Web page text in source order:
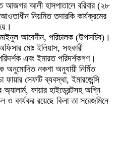
আজগর আলী হাসপাতালে বরিবার (২৮
নিয়মিত তদারকি কার্যক্রমের
আবেদীন, পরিচালক (উপসচিব)।
মোঃ ইলিয়াস, সহকারী
এবং ইমারত পরিদর্শকগণ।
অনুমোদিত নকশা অনুযায়ী নির্মিত
সেফটি ব্যবস্থা, ইমারজেন্সি
অ্যালার্ম, ফায়ার হাইড্রেন্টসহ অগ্নি
ও কার্যকর রয়েছে কিনা তা সরেজমিনে